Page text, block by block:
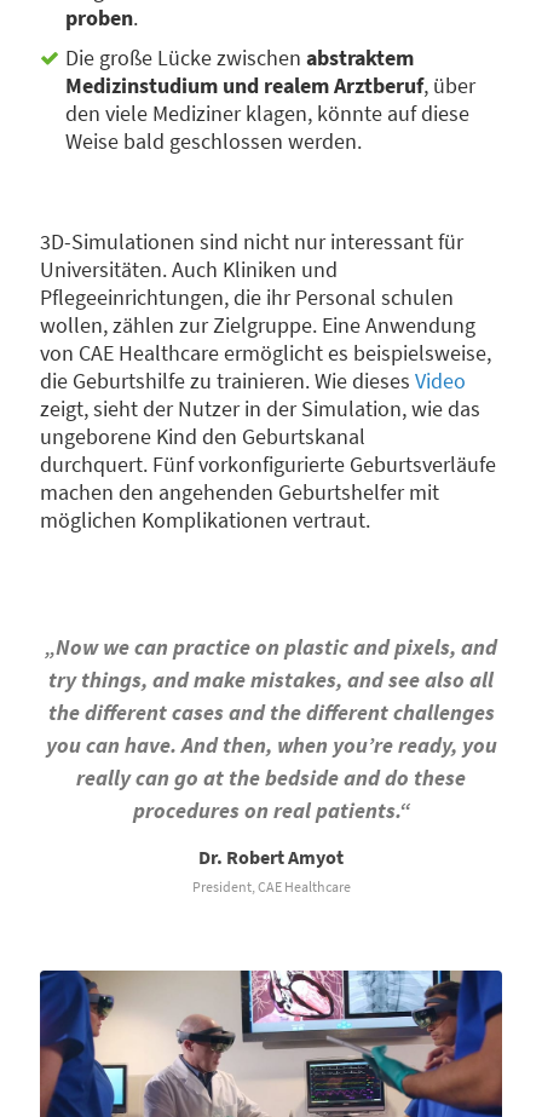
proben.
Die große Lücke zwischen abstraktem
Medizinstudium und realem Arztberuf, über
den viele Mediziner klagen, könnte auf diese
Weise bald geschlossen werden.
3D-Simulationen sind nicht nur interessant für
Universitäten. Auch Kliniken und
Pflegeeinrichtungen, die ihr Personal schulen
wollen, zählen zur Zielgruppe. Eine Anwendung
von CAE Healthcare ermöglicht es beispielsweise,
die Geburtshilfe zu trainieren. Wie dieses Video
zeigt, sieht der Nutzer in der Simulation, wie das
ungeborene Kind den Geburtskanal
durchquert. Fünf vorkonfigurierte Geburtsverläufe
machen den angehenden Geburtshelfer mit
möglichen Komplikationen vertraut.
„Now we can practice on plastic and pixels, and
try things, and make mistakes, and see also all
the different cases and the different challenges
you can have. And then, when you’re ready, you
really can go at the bedside and do these
procedures on real patients.“
Dr. Robert Amyot
President, CAE Healthcare